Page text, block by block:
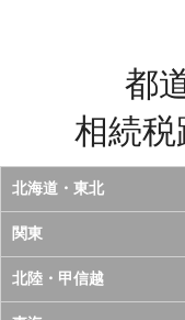
都
相続税
北海道・東北
北海道
青森県
関東
東京都
北陸・甲信越